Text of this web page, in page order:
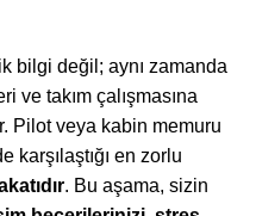
bilgi değil; aynı zamanda
ve takım çalışmasına
Pilot veya kabin memuru
karşılaştığı en zorlu
. Bu aşama, sizin